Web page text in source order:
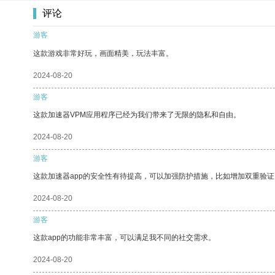
评论
游客
这款游戏非常好玩，画面精美，玩法丰富。
2024-08-20
游客
这款加速器VPM应用程序已经为我们带来了无限的隐私和自由。
2024-08-20
游客
这款加速器app的安全性有待提高，可以加强防护措施，比如增加双重验
2024-08-20
游客
这款app的功能非常丰富，可以满足我不同的社交需求。
2024-08-20